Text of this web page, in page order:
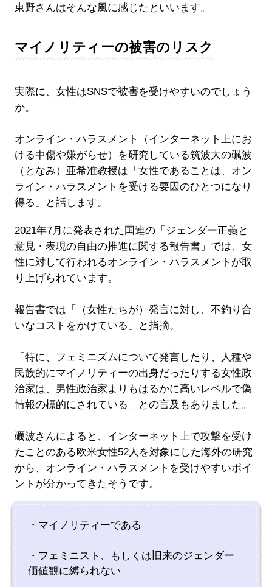
東野さんはそんな風に感じたといいます。
マイノリティーの被害のリスク
実際に、女性はSNSで被害を受けやすいのでしょう
か。
オンライン・ハラスメント（インターネット上にお
ける中傷や嫌がらせ）を研究している筑波大の礪波
（となみ）亜希准教授は「女性であることは、オン
ライン・ハラスメントを受ける要因のひとつになり
得る」と話します。
2021年7月に発表された国連の「ジェンダー正義と
意見・表現の自由の推進に関する報告書」では、女
性に対して行われるオンライン・ハラスメントが取
り上げられています。
報告書では「（女性たちが）発言に対し、不釣り合
いなコストをかけている」と指摘。
「特に、フェミニズムについて発言したり、人種や
民族的にマイノリティーの出身だったりする女性政
治家は、男性政治家よりもはるかに高いレベルで偽
情報の標的にされている」との言及もありました。
礪波さんによると、インターネット上で攻撃を受け
たことのある欧米女性52人を対象にした海外の研究
から、オンライン・ハラスメントを受けやすいポイ
ントが分かってきたそうです。
・マイノリティーである
・フェミニスト、もしくは旧来のジェンダー
価値観に縛られない